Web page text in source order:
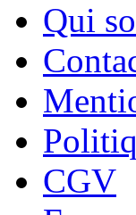
Qui
CGV